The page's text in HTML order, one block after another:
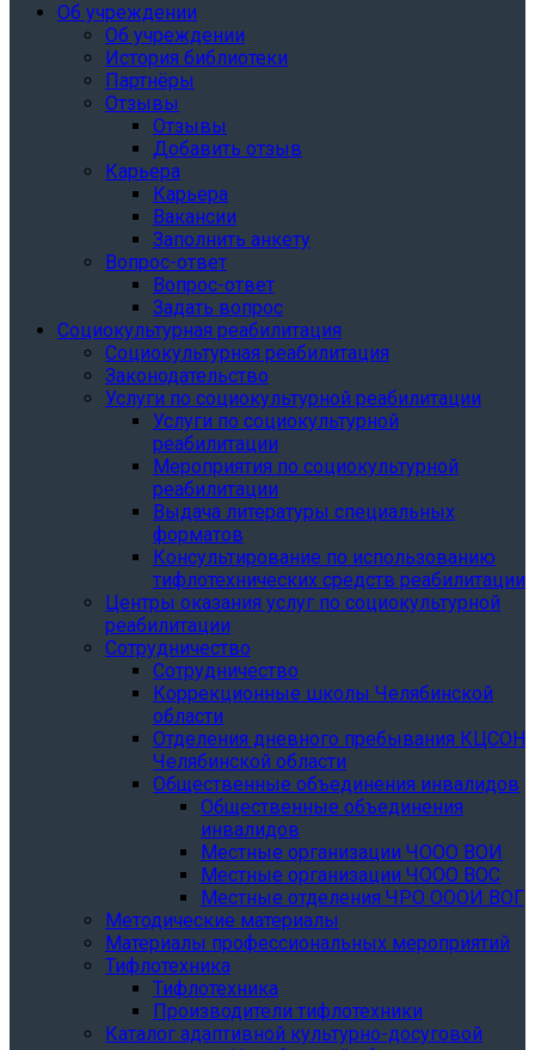
Об учреждении
Об учреждении
История библиотеки
Партнёры
Отзывы
Отзывы
Добавить отзыв
Карьера
Карьера
Вакансии
Заполнить анкету
Вопрос-ответ
Вопрос-ответ
Задать вопрос
Социокультурная реабилитация
Социокультурная реабилитация
Законодательство
Услуги по социокультурной реабилитации
Услуги по социокультурной
реабилитации
Мероприятия по социокультурной
реабилитации
Выдача литературы специальных
форматов
Консультирование по использованию
тифлотехнических средств реабилитации
Центры оказания услуг по социокультурной
реабилитации
Сотрудничество
Сотрудничество
Коррекционные школы Челябинской
области
Отделения дневного пребывания КЦСОН
Челябинской области
Общественные объединения инвалидов
Общественные объединения
инвалидов
Местные организации ЧООО ВОИ
Местные организации ЧООО ВОС
Местные отделения ЧРО ОООИ ВОГ
Методические материалы
Материалы профессиональных мероприятий
Тифлотехника
Тифлотехника
Производители тифлотехники
Каталог адаптивной культурно-досуговой